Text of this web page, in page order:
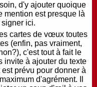
d'y ajouter quoique
mention est presque là
ici.
cartes de vœux toutes
(enfin, pas vraiment,
c'est tout à fait le
invite à ajouter du texte
est prévu pour donner à
d'agrément. Il